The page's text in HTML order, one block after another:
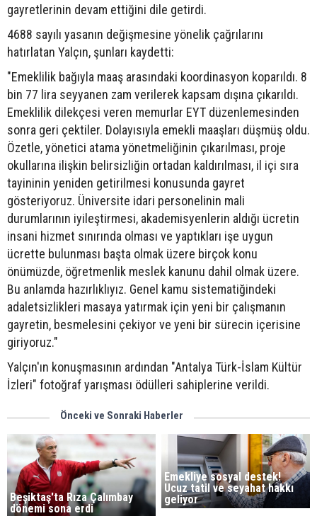
gayretlerinin devam ettiğini dile getirdi.
4688 sayılı yasanın değişmesine yönelik çağrılarını
hatırlatan Yalçın, şunları kaydetti:
"Emeklilik bağıyla maaş arasındaki koordinasyon koparıldı. 8
bin 77 lira seyyanen zam verilerek kapsam dışına çıkarıldı.
Emeklilik dilekçesi veren memurlar EYT düzenlemesinden
sonra geri çektiler. Dolayısıyla emekli maaşları düşmüş oldu.
Özetle, yönetici atama yönetmeliğinin çıkarılması, proje
okullarına ilişkin belirsizliğin ortadan kaldırılması, il içi sıra
tayininin yeniden getirilmesi konusunda gayret
gösteriyoruz. Üniversite idari personelinin mali
durumlarının iyileştirmesi, akademisyenlerin aldığı ücretin
insani hizmet sınırında olması ve yaptıkları işe uygun
ücrette bulunması başta olmak üzere birçok konu
önümüzde, öğretmenlik meslek kanunu dahil olmak üzere.
Bu anlamda hazırlıklıyız. Genel kamu sistematiğindeki
adaletsizlikleri masaya yatırmak için yeni bir çalışmanın
gayretin, besmelesini çekiyor ve yeni bir sürecin içerisine
giriyoruz."
Yalçın'ın konuşmasının ardından "Antalya Türk-İslam Kültür
İzleri" fotoğraf yarışması ödülleri sahiplerine verildi.
Önceki ve Sonraki Haberler
Beşiktaş'ta Rıza Çalımbay
dönemi sona erdi
Emekliye sosyal destek!
Ucuz tatil ve seyahat hakkı
geliyor